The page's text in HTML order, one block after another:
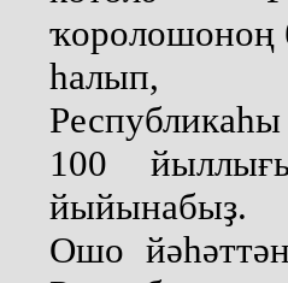
ҡоролошоноң
һалып,
100
йыйынабыҙ.
Ошо